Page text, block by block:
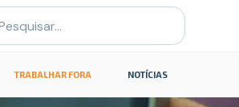
TRABALHAR FORA NOTÍCIAS